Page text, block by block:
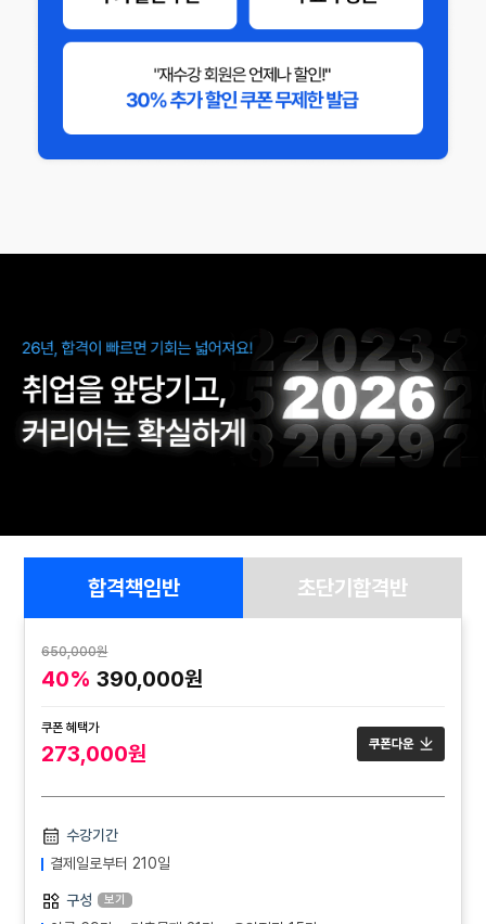
합격책임반 초단기합격반
650,000원
40%390,000원
쿠폰 혜택가
273,000원
수강기간
결제일로부터 210일
구성 보기